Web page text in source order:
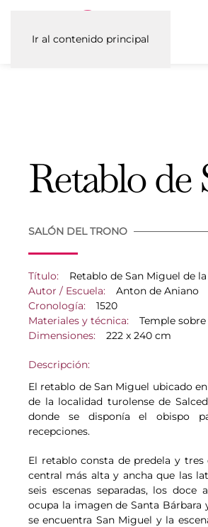
Ir al contenido principal
Retablo
SALÓN DEL TRONO
Título:
Retablo de San Miguel de
Autor / Escuela:
Anton de Aniano
Cronología:
1520
Materiales y técnica:
Temple
Dimensiones:
222 x 240 cm
Descripción:
El retablo de San Miguel ubicado
de la localidad turolense de
donde se disponía el obispo
recepciones.
El retablo consta de predela y tres
central más alta y ancha que las
seis escenas separadas, los
ocupa la imagen de Santa Bárbara
se encuentra San Miguel y la